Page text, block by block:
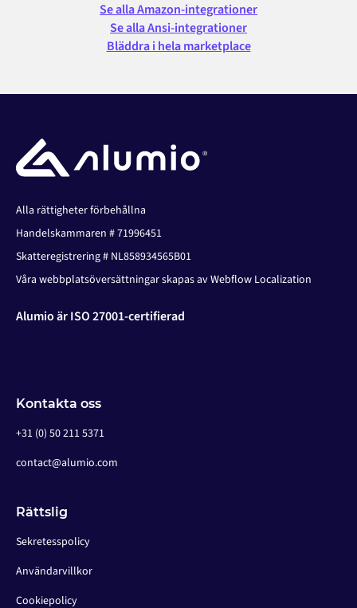
Se alla Amazon-integrationer
Se alla Ansi-integrationer
Bläddra i hela marketplace
Alla rättigheter förbehållna
Handelskammaren # 71996451
Skatteregistrering # NL858934565B01
Våra webbplatsöversättningar skapas av Webflow Localization
Alumio är ISO 27001-certifierad
Kontakta oss
+31 (0) 50 211 5371
contact@alumio.com
Rättslig
Sekretesspolicy
Användarvillkor
Cookiepolicy